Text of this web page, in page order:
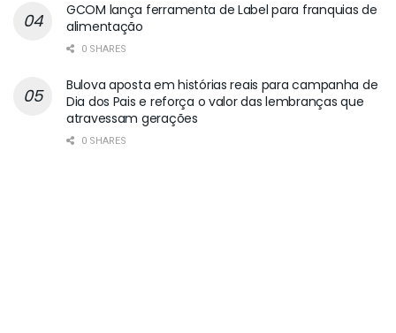
GCOM lança ferramenta de Label para franquias de
alimentação
0 SHARES
Bulova aposta em histórias reais para campanha de
Dia dos Pais e reforça o valor das lembranças que
atravessam gerações
0 SHARES